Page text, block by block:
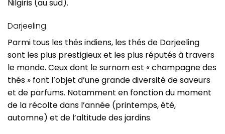
Nilgiris (au sud).
Darjeeling.
Parmi tous les thés indiens, les thés de Darjeeling
sont les plus prestigieux et les plus réputés à travers
le monde. Ceux dont le surnom est « champagne des
thés » font l’objet d’une grande diversité de saveurs
et de parfums. Notamment en fonction du moment
de la récolte dans l’année (printemps, été,
automne) et de l’altitude des jardins.